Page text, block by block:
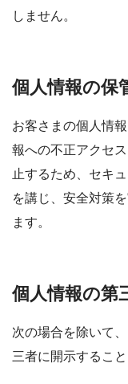
しません。
個人情報の保
お客さまの個人情
報への不正アクセ
止するため、セキ
を講じ、安全対策
ます。
個人情報の第
次の場合を除いて
三者に開示すること